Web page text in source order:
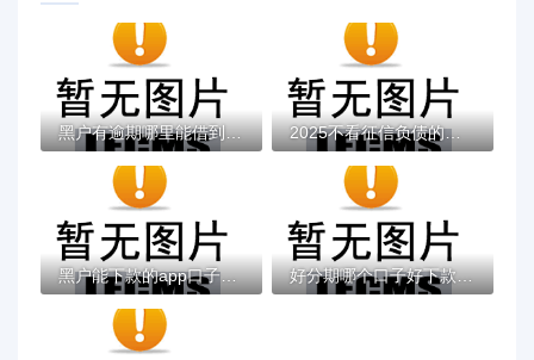
黑户有逾期哪里能借到钱啊急用！看这5个黑户... 2025不看征信负债的网贷百分百下款，最新5个...
黑户能下款的app口子有哪些？今天带来10款黑... 好分期哪个口子好下款？老哥实测避坑贷款平...